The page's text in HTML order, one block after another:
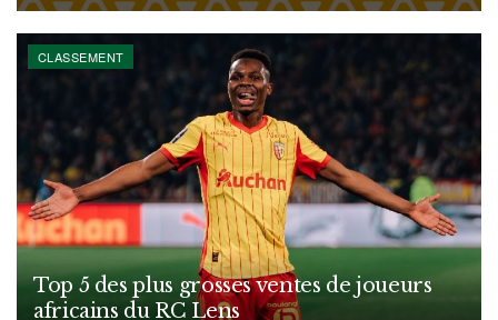
CLASSEMENT
Top 5 des plus grosses ventes de joueurs
africains du RC Lens